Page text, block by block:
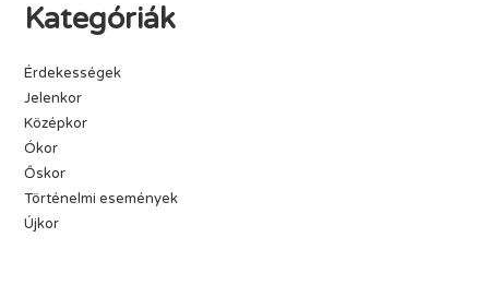
Kategóriák
Érdekességek
Jelenkor
Középkor
Ókor
Őskor
Történelmi események
Újkor